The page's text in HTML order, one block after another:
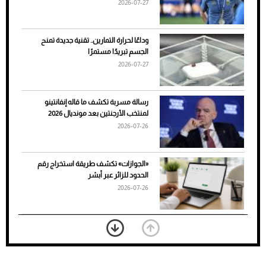
7 نصائح لاختيار لون البنطلون المناسب للقميص
الأسود
2026-07-27
وداعًا لحرارة التمارين.. تقنية جديدة تمنح
الجسم تبريدًا مستمرًا
2026-07-27
رسالة مسربة تكشف ما قاله إنفانتينو
لمنتخب الأرجنتين بعد مونديال 2026
2026-07-26
«الجوازات» تكشف طريقة استخراج رقم
الحدود للزائر عبر أبشر
2026-07-26
بعد 7 أشهر من تعرضه لحادث مروع.. جوشوا
يفوز على برينغا بـ"الضربة القاضية" (فيديو)